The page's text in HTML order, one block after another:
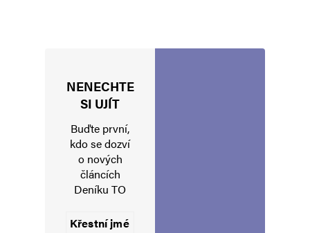
Uložit do prohlížeče jméno, e-mail a webovou stránku pro budoucí
NENECHTE
SI UJÍT
Buďte první,
kdo se dozví
o nových
článcích
Deníku TO